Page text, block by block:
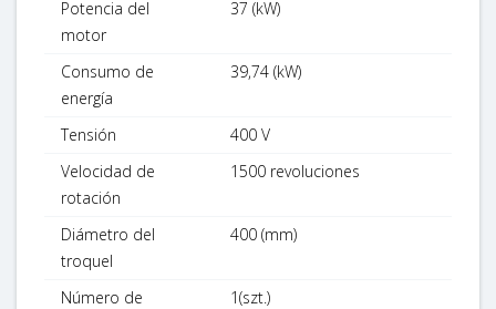
Potencia del
motor
37 (kW)
Consumo de
energía
39,74 (kW)
Tensión
400 V
Velocidad de
rotación
1500 revoluciones
Diámetro del
troquel
400 (mm)
Número de
1(szt.)